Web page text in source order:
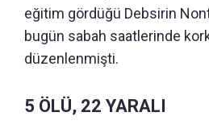
eğitim gördüğü Debsirin
bugün sabah saatlerinde
düzenlenmişti.
5 ÖLÜ, 22 YARALI